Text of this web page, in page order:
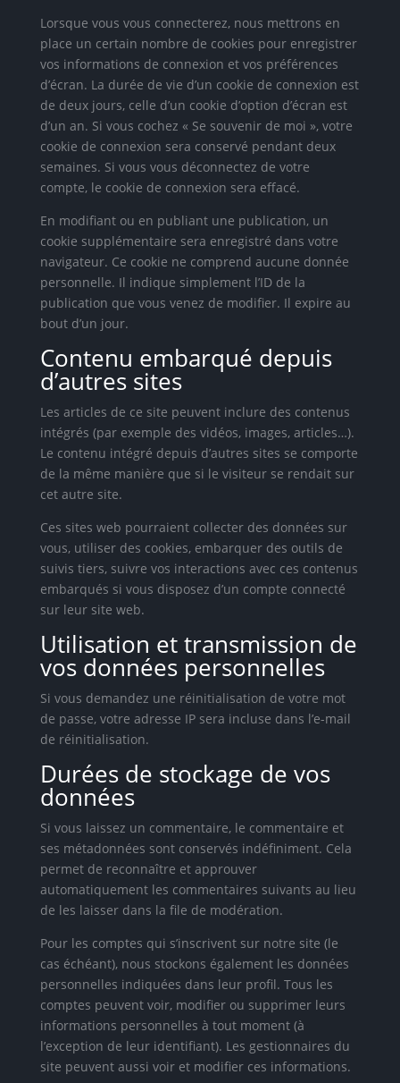
Lorsque vous vous connecterez, nous mettrons en
place un certain nombre de cookies pour enregistrer
vos informations de connexion et vos préférences
d’écran. La durée de vie d’un cookie de connexion est
de deux jours, celle d’un cookie d’option d’écran est
d’un an. Si vous cochez « Se souvenir de moi », votre
cookie de connexion sera conservé pendant deux
semaines. Si vous vous déconnectez de votre
compte, le cookie de connexion sera effacé.
En modifiant ou en publiant une publication, un
cookie supplémentaire sera enregistré dans votre
navigateur. Ce cookie ne comprend aucune donnée
personnelle. Il indique simplement l’ID de la
publication que vous venez de modifier. Il expire au
bout d’un jour.
Contenu embarqué depuis
d’autres sites
Les articles de ce site peuvent inclure des contenus
intégrés (par exemple des vidéos, images, articles…).
Le contenu intégré depuis d’autres sites se comporte
de la même manière que si le visiteur se rendait sur
cet autre site.
Ces sites web pourraient collecter des données sur
vous, utiliser des cookies, embarquer des outils de
suivis tiers, suivre vos interactions avec ces contenus
embarqués si vous disposez d’un compte connecté
sur leur site web.
Utilisation et transmission de
vos données personnelles
Si vous demandez une réinitialisation de votre mot
de passe, votre adresse IP sera incluse dans l’e-mail
de réinitialisation.
Durées de stockage de vos
données
Si vous laissez un commentaire, le commentaire et
ses métadonnées sont conservés indéfiniment. Cela
permet de reconnaître et approuver
automatiquement les commentaires suivants au lieu
de les laisser dans la file de modération.
Pour les comptes qui s’inscrivent sur notre site (le
cas échéant), nous stockons également les données
personnelles indiquées dans leur profil. Tous les
comptes peuvent voir, modifier ou supprimer leurs
informations personnelles à tout moment (à
l’exception de leur identifiant). Les gestionnaires du
site peuvent aussi voir et modifier ces informations.